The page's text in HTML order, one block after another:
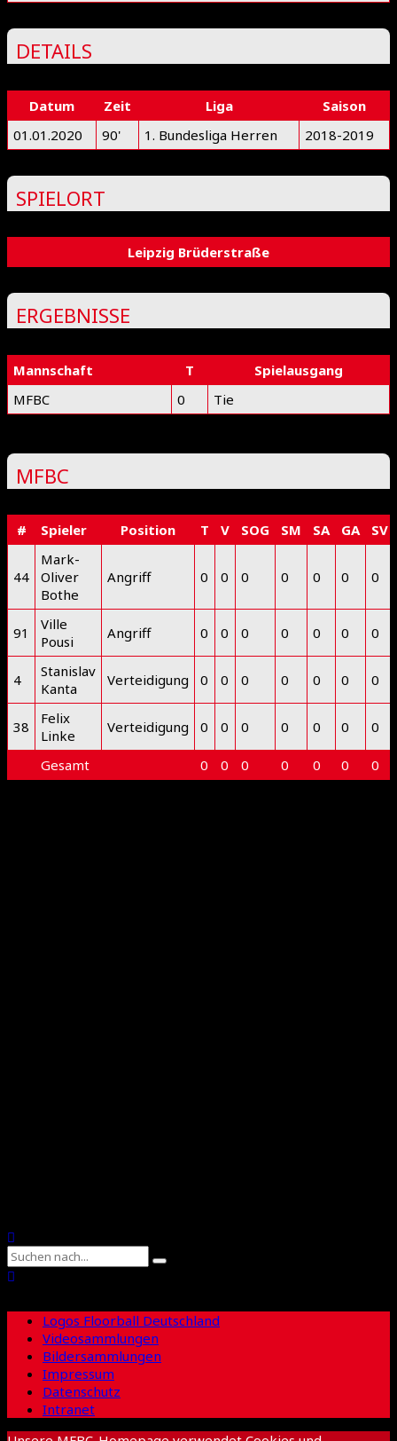
DETAILS
Datum Zeit Liga
Saison
01.01.2020
90' 1. Bundesliga Herren 2018-2019
SPIELORT
Leipzig Brüderstraße
ERGEBNISSE
Mannschaft T
Spielausgang
MFBC
0 Tie
MFBC
# Spieler Position T V SOG SM SA GA SV
44
Mark-
Oliver
Bothe
Angriff 0 0 0 0 0 0 0
91
Ville
Pousi
Angriff 0 0 0 0 0 0 0
4
Stanislav
Kanta
Verteidigung 0 0 0 0 0 0 0
38
Felix
Linke
Verteidigung 0 0 0 0 0 0 0
Gesamt 0 0 0 0 0 0 0
Logos Floorball Deutschland
Videosammlungen
Bildersammlungen
Impressum
Datenschutz
Intranet